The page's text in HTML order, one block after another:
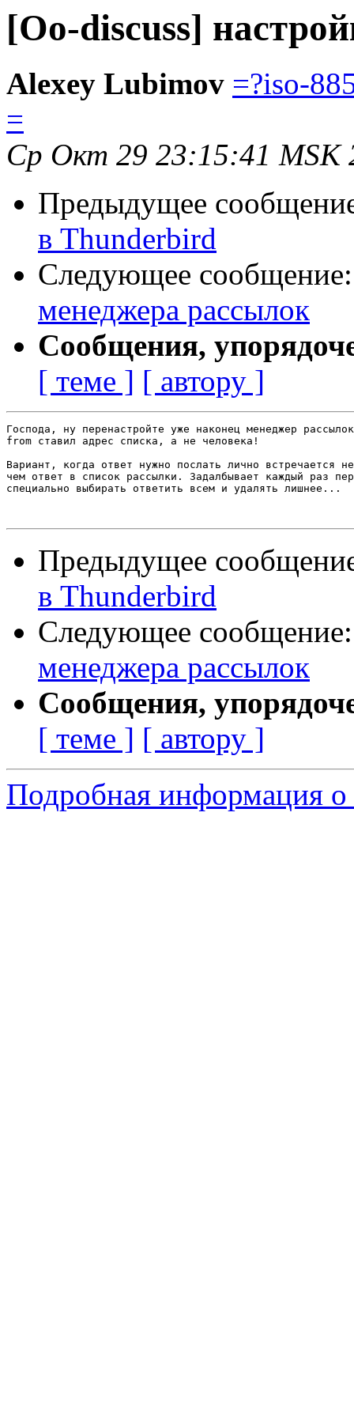
[Oo-discuss]
Alexey Lubimov =?iso-
=
Ср Окт 29 23:15:41 MSK
Предыдущее
в Thunderbird
Следующее
менеджера рассылок
Сообщения,
[ теме ] [ автору ]
Господа, ну перенастройте уже наконец менеджер
from ставил адрес списка, а не человека!
Вариант, когда ответ нужно послать лично встречается
чем ответ в список рассылки. Задалбывает каждый раз
специально выбирать ответить всем и удалять лишнее...
Предыдущее
в Thunderbird
Следующее
менеджера рассылок
Сообщения,
[ теме ] [ автору ]
Подробная информация о